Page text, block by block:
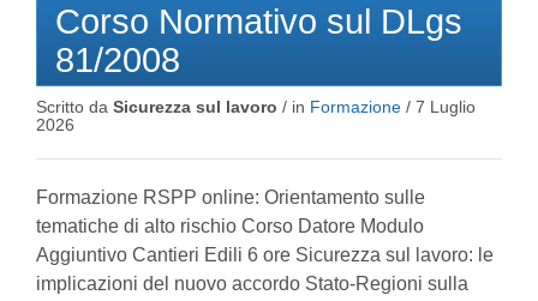
Corso Normativo sul DLgs
81/2008
Scritto da Sicurezza sul lavoro / in Formazione / 7 Luglio
2026
Formazione RSPP online: Orientamento sulle
tematiche di alto rischio Corso Datore Modulo
Aggiuntivo Cantieri Edili 6 ore Sicurezza sul lavoro: le
implicazioni del nuovo accordo Stato-Regioni sulla